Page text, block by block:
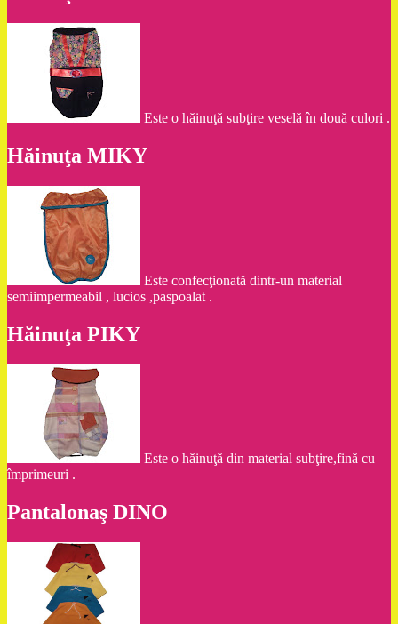
Este o hăinuţă subţire veselă în două culori .
Hăinuţa MIKY
Este confecţionată dintr-un material
semiimpermeabil , lucios ,paspoalat .
Hăinuţa PIKY
Este o hăinuţă din material subţire,fină cu
împrimeuri .
Pantalonaş DINO